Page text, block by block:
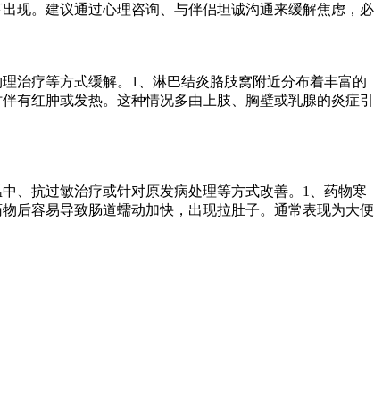
现。建议通过心理咨询、与伴侣坦诚沟通来缓解焦虑，必
治疗等方式缓解。1、淋巴结炎胳肢窝附近分布着丰富的
有红肿或发热。这种情况多由上肢、胸壁或乳腺的炎症引
、抗过敏治疗或针对原发病处理等方式改善。1、药物寒
后容易导致肠道蠕动加快，出现拉肚子。通常表现为大便